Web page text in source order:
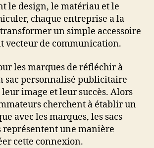
le design, le matériau et le
chaque entreprise a la
un simple accessoire
vecteur de communication.
les marques de réfléchir à
sac personnalisé publicitaire
image et leur succès. Alors
cherchent à établir un
avec les marques, les sacs
représentent une manière
cette connexion.